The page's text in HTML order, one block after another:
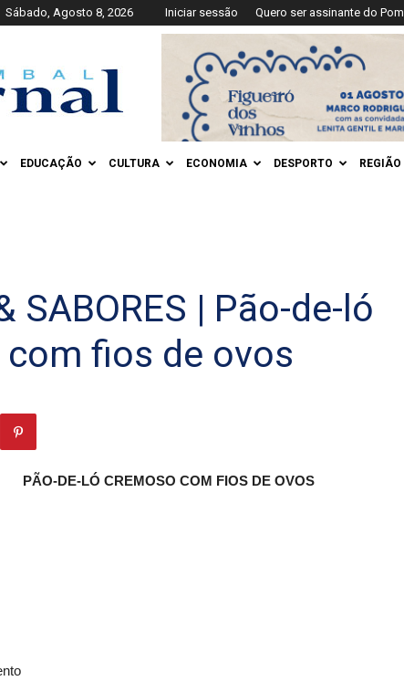
Sábado, Agosto 8, 2026 Iniciar sessão Quero ser assinante do
EDUCAÇÃO CULTURA ECONOMIA DESPORTO REGIÃO
SABORES | Pão-de-ló
fios de ovos
PÃO-DE-LÓ CREMOSO COM FIOS DE OVOS